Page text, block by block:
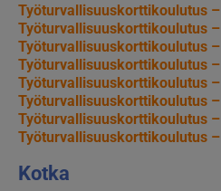
Työturvallisuuskorttikoulutus –
Työturvallisuuskorttikoulutus –
Työturvallisuuskorttikoulutus –
Työturvallisuuskorttikoulutus –
Työturvallisuuskorttikoulutus –
Työturvallisuuskorttikoulutus –
Työturvallisuuskorttikoulutus –
Työturvallisuuskorttikoulutus –
Kotka